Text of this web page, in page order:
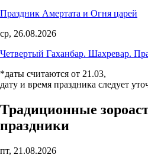
Праздник Амертата и Огня царей
ср, 26.08.2026
Четвертый Гаханбар. Шахревар.
*даты считаются от 21.03,
дату и время праздника следует
Традиционные
праздники
пт, 21.08.2026